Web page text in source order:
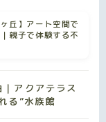
丘】アート空間で
親子で体験する不
アクアテラス
る”水族館